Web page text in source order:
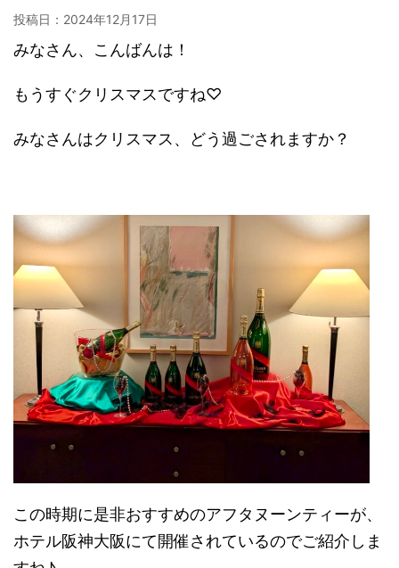
投稿日： 2024年12月17日
みなさん、こんばんは！
もうすぐクリスマスですね♡
みなさんはクリスマス、どう過ごされますか？
この時期に是非おすすめのアフタヌーンティーが、
ホテル阪神大阪にて開催されているのでご紹介しま